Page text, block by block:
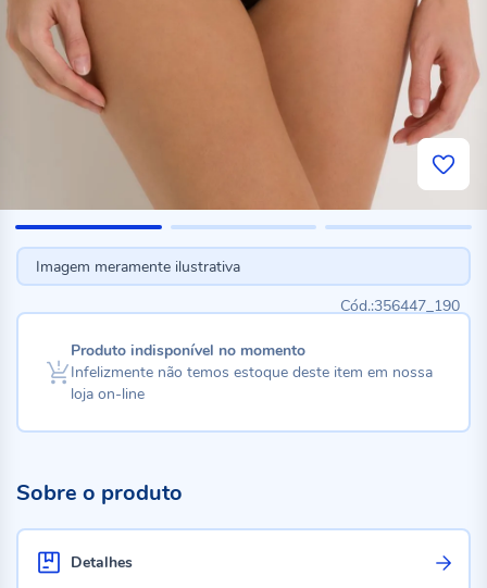
Imagem meramente ilustrativa
356447_190
Produto indisponível no momento
Infelizmente não temos estoque deste item em nossa
loja on-line
Sobre o produto
Detalhes